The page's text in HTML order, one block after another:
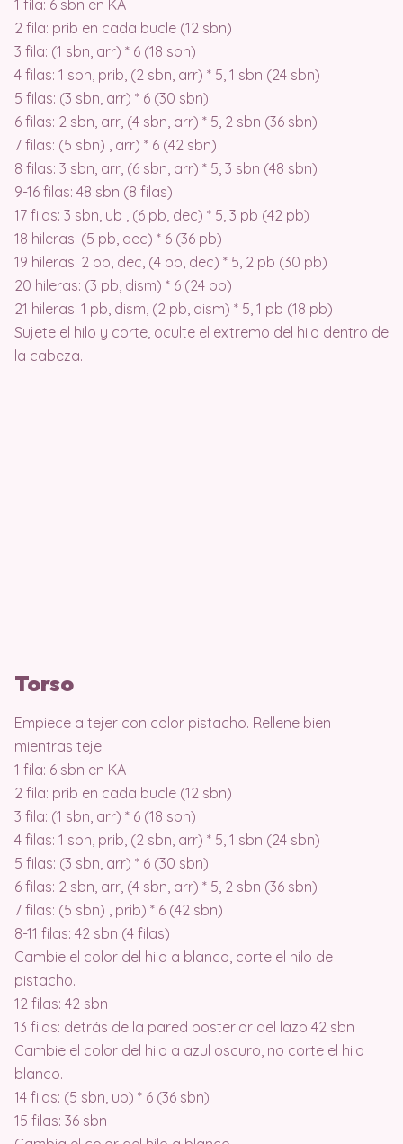
1 fila: 6 sbn en KA
2 fila: prib en cada bucle (12 sbn)
3 fila: (1 sbn, arr) * 6 (18 sbn)
4 filas: 1 sbn, prib, (2 sbn, arr) * 5, 1 sbn (24 sbn)
5 filas: (3 sbn, arr) * 6 (30 sbn)
6 filas: 2 sbn, arr, (4 sbn, arr) * 5, 2 sbn (36 sbn)
7 filas: (5 sbn) , arr) * 6 (42 sbn)
8 filas: 3 sbn, arr, (6 sbn, arr) * 5, 3 sbn (48 sbn)
9-16 filas: 48 sbn (8 filas)
17 filas: 3 sbn, ub , (6 pb, dec) * 5, 3 pb (42 pb)
18 hileras: (5 pb, dec) * 6 (36 pb)
19 hileras: 2 pb, dec, (4 pb, dec) * 5, 2 pb (30 pb)
20 hileras: (3 pb, dism) * 6 (24 pb)
21 hileras: 1 pb, dism, (2 pb, dism) * 5, 1 pb (18 pb)
Sujete el hilo y corte, oculte el extremo del hilo dentro de
la cabeza.
Torso
Empiece a tejer con color pistacho. Rellene bien
mientras teje.
1 fila: 6 sbn en KA
2 fila: prib en cada bucle (12 sbn)
3 fila: (1 sbn, arr) * 6 (18 sbn)
4 filas: 1 sbn, prib, (2 sbn, arr) * 5, 1 sbn (24 sbn)
5 filas: (3 sbn, arr) * 6 (30 sbn)
6 filas: 2 sbn, arr, (4 sbn, arr) * 5, 2 sbn (36 sbn)
7 filas: (5 sbn) , prib) * 6 (42 sbn)
8-11 filas: 42 sbn (4 filas)
Cambie el color del hilo a blanco, corte el hilo de
pistacho.
12 filas: 42 sbn
13 filas: detrás de la pared posterior del lazo 42 sbn
Cambie el color del hilo a azul oscuro, no corte el hilo
blanco.
14 filas: (5 sbn, ub) * 6 (36 sbn)
15 filas: 36 sbn